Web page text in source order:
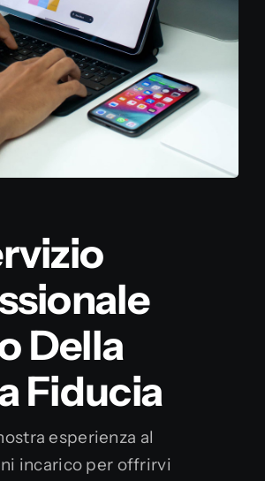
Della
Fiducia
esperienza al
incarico per offrirvi